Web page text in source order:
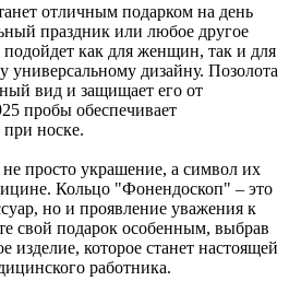
отличным подарком на день
праздник или любое другое
как для женщин, так и для
универсальному дизайну. Позолота
вид и защищает его от
пробы обеспечивает
при носке.
просто украшение, а символ их
Кольцо "Фонендоскоп" – это
но и проявление уважения к
свой подарок особенным, выбрав
изделие, которое станет настоящей
работника.